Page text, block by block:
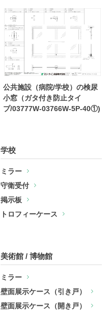
公共施設（病院/学校）の検尿
小窓（ガタ付き防止タイ
プ/03777W-03766W-5P-40①)
学校
ミラー
守衛受付
掲示板
トロフィーケース
美術館 / 博物館
ミラー
壁面展示ケース（引き戸）
壁面展示ケース（開き戸）